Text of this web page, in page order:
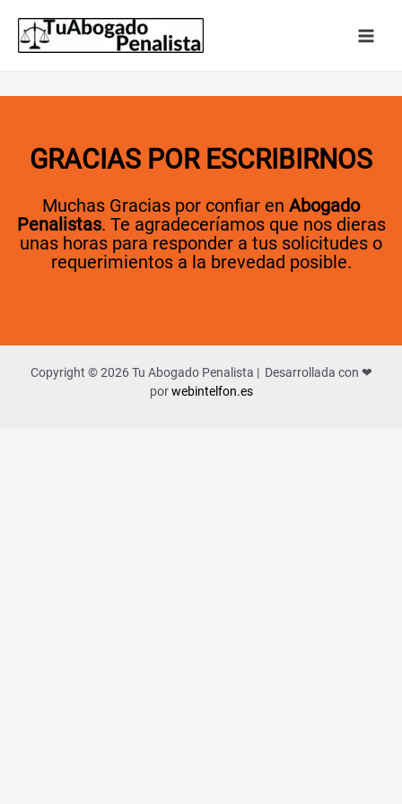
GRACIAS POR ESCRIBIRNOS
Muchas Gracias por confiar en Abogado
Penalistas. Te agradeceríamos que nos dieras
unas horas para responder a tus solicitudes o
requerimientos a la brevedad posible.
Copyright © 2026 Tu Abogado Penalista | Desarrollada con ❤
porwebintelfon.es